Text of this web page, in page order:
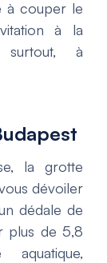
à couper le
à la
surtout, à
la grotte
dévoiler
dédale de
plus de 5,8